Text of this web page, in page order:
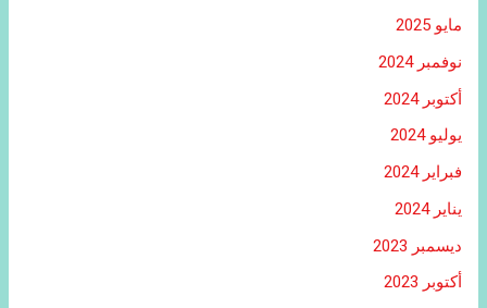
مايو 2025
نوفمبر 2024
أكتوبر 2024
يوليو 2024
فبراير 2024
يناير 2024
ديسمبر 2023
أكتوبر 2023